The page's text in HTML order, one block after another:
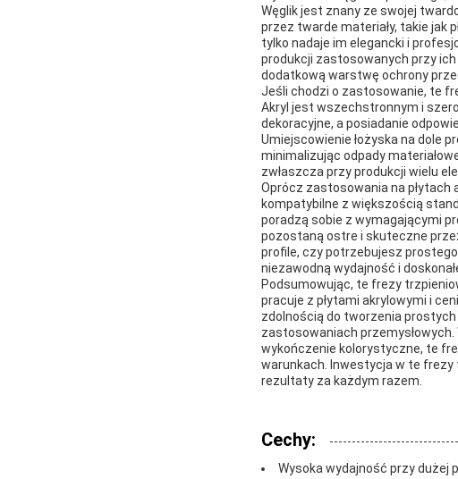
Węglik jest znany ze swojej
przez twarde materiały, takie jak
tylko nadaje im elegancki i
produkcji zastosowanych przy
dodatkową warstwę ochrony
Jeśli chodzi o zastosowanie, te
Akryl jest wszechstronnym i
dekoracyjne, a posiadanie
Umiejscowienie łożyska na dole
minimalizując odpady
zwłaszcza przy produkcji wielu
Oprócz zastosowania na płytach
kompatybilne z większością
poradzą sobie z wymagającymi
pozostaną ostre i skuteczne
profile, czy potrzebujesz
niezawodną wydajność i
Podsumowując, te frezy
pracuje z płytami akrylowymi i
zdolnością do tworzenia prostych
zastosowaniach przemysłowych.
wykończenie kolorystyczne, te
warunkach. Inwestycja w te frezy
rezultaty za każdym razem.
Cechy:
Wysoka wydajność przy dużej